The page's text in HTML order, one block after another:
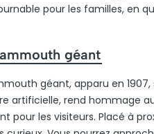
pour les familles, en
géant
géant, apparu en
artificielle, rend hommage
pour les visiteurs. Placé à